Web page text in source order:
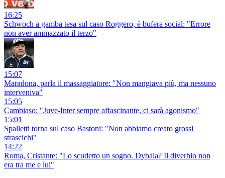
16:25
Schwoch a gamba tesa sul caso Roggero, è bufera social: "Errore
non aver ammazzato il terzo"
15:07
Maradona, parla il massaggiatore: "Non mangiava più, ma nessuno
interveniva"
15:05
Cambiaso: "Juve-Inter sempre affascinante, ci sarà agonismo"
15:01
Spalletti torna sul caso Bastoni: "Non abbiamo creato grossi
strascichi"
14:22
Roma, Cristante: "Lo scudetto un sogno. Dybala? Il diverbio non
era tra me e lui"